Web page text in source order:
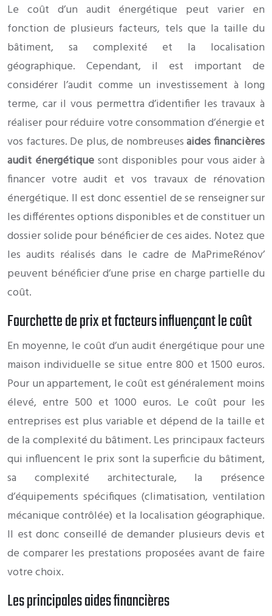
Le coût d’un audit énergétique peut varier en
fonction de plusieurs facteurs, tels que la taille du
bâtiment, sa complexité et la localisation
géographique. Cependant, il est important de
considérer l’audit comme un investissement à long
terme, car il vous permettra d’identifier les travaux à
réaliser pour réduire votre consommation d’énergie et
vos factures. De plus, de nombreusesaides financières
audit énergétique sont disponibles pour vous aider à
financer votre audit et vos travaux de rénovation
énergétique. Il est donc essentiel de se renseigner sur
les différentes options disponibles et de constituer un
dossier solide pour bénéficier de ces aides. Notez que
les audits réalisés dans le cadre de MaPrimeRénov’
peuvent bénéficier d’une prise en charge partielle du
coût.
Fourchette de prix et facteurs influençant le coût
En moyenne, le coût d’un audit énergétique pour une
maison individuelle se situe entre 800 et 1500 euros.
Pour un appartement, le coût est généralement moins
élevé, entre 500 et 1000 euros. Le coût pour les
entreprises est plus variable et dépend de la taille et
de la complexité du bâtiment. Les principaux facteurs
qui influencent le prix sont la superficie du bâtiment,
sa complexité architecturale, la présence
d’équipements spécifiques (climatisation, ventilation
mécanique contrôlée) et la localisation géographique.
Il est donc conseillé de demander plusieurs devis et
de comparer les prestations proposées avant de faire
votre choix.
Les principales aides financières